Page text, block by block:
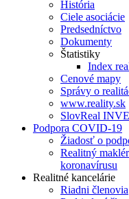
História
Ciele asociácie
Predsedníctvo
Dokumenty
Štatistiky
Index
Cenové mapy
Správy o
www.reality.sk
SlovReal
Podpora COVID-19
Žiadosť o
Realitný
koronavírusu
Realitné kancelárie
Riadni členovia